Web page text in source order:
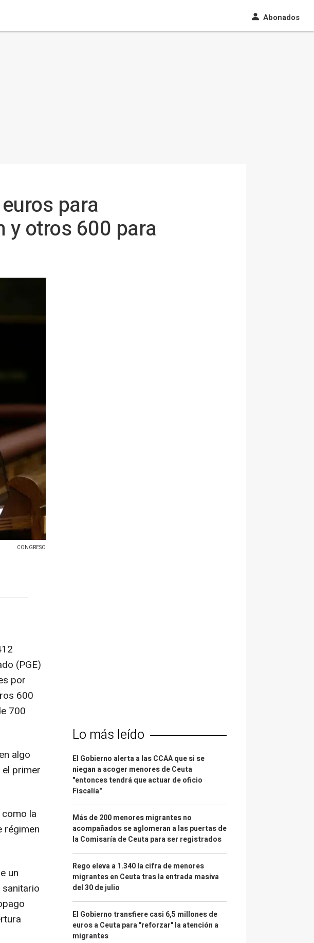
Abonados
para
y otros 600 para
CONGRESO
(PGE)
por
600
700
algo
primer
la
régimen
un
Lo más leído
El Gobierno alerta a las CCAA que si se
niegan a acoger menores de Ceuta
"entonces tendrá que actuar de oficio
Fiscalía"
Más de 200 menores migrantes no
acompañados se aglomeran a las puertas de
la Comisaría de Ceuta para ser registrados
Rego eleva a 1.340 la cifra de menores
migrantes en Ceuta tras la entrada masiva
del 30 de julio
El Gobierno transfiere casi 6,5 millones de
euros a Ceuta para "reforzar" la atención a
migrantes